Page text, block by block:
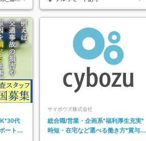
代
ートあ
サイボウズ株式会社
総合職/営業・企画系*福利厚生充実*
時短・在宅など選べる働き方*賞与年